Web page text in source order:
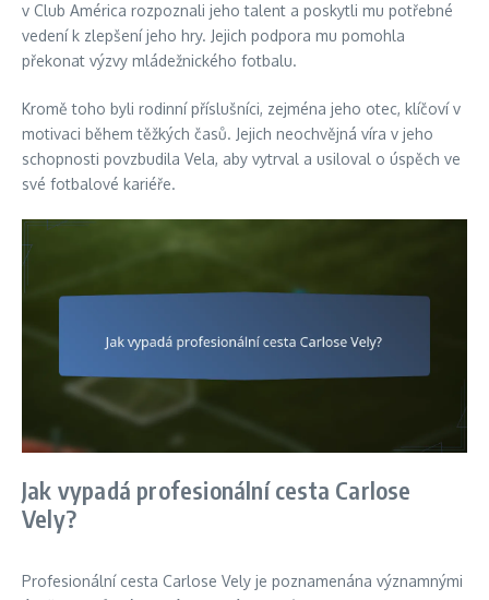
v Club América rozpoznali jeho talent a poskytli mu potřebné
vedení k zlepšení jeho hry. Jejich podpora mu pomohla
překonat výzvy mládežnického fotbalu.
Kromě toho byli rodinní příslušníci, zejména jeho otec, klíčoví v
motivaci během těžkých časů. Jejich neochvějná víra v jeho
schopnosti povzbudila Vela, aby vytrval a usiloval o úspěch ve
své fotbalové kariéře.
Jak vypadá profesionální cesta Carlose
Vely?
Profesionální cesta Carlose Vely je poznamenána významnými